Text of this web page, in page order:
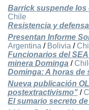
Barrick suspende los
Chile
Resistencia y
Presentan Informe
Argentina / Bolivia /
Funcionarios del
minera Dominga /
Dominga: A horas de
Nueva publicación
postextractivismo" /
El sumario secreto